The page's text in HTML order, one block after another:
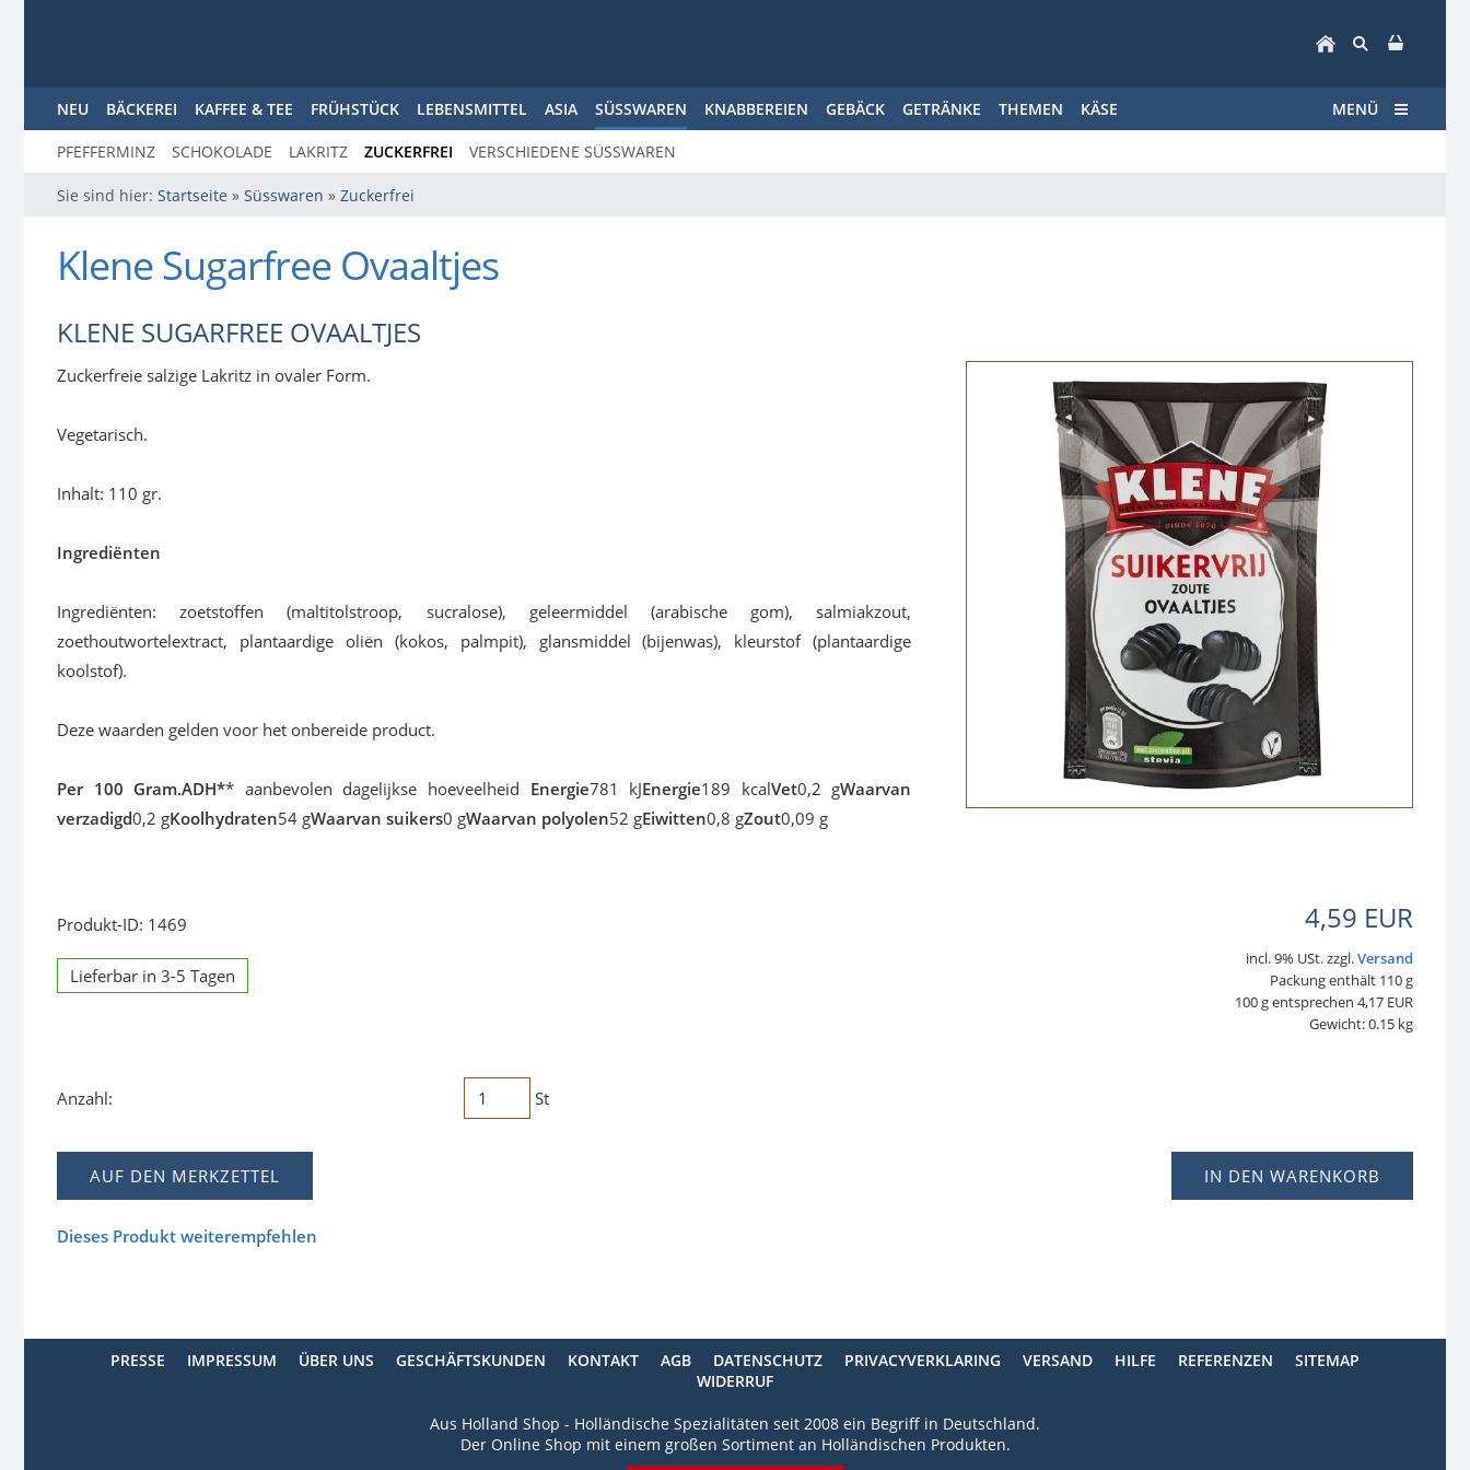
NEU BÄCKEREI KAFFEE & TEE FRÜHSTÜCK LEBENSMITTEL ASIA SÜSSWAREN KNABBEREIEN GEBÄCK GETRÄNKE THEMEN KÄSE MENÜ
PFEFFERMINZ SCHOKOLADE LAKRITZ ZUCKERFREI VERSCHIEDENE SÜSSWAREN
Sie sind hier: Startseite » Süsswaren » Zuckerfrei
Klene Sugarfree Ovaaltjes
KLENE SUGARFREE OVAALTJES
Zuckerfreie salzige Lakritz in ovaler Form.
Vegetarisch.
Inhalt: 110 gr.
Ingrediënten
Ingrediënten: zoetstoffen (maltitolstroop, sucralose), geleermiddel (arabische gom), salmiakzout,
zoethoutwortelextract, plantaardige oliën (kokos, palmpit), glansmiddel (bijenwas), kleurstof (plantaardige
koolstof).
Deze waarden gelden voor het onbereide product.
Per 100 Gram.ADH** aanbevolen dagelijkse hoeveelheid Energie781 kJEnergie189 kcalVet0,2 gWaarvan
verzadigd0,2 gKoolhydraten54 gWaarvan suikers0 gWaarvan polyolen52 gEiwitten0,8 gZout0,09 g
Produkt-ID: 1469
Lieferbar in 3-5 Tagen
4,59 EUR
incl. 9% USt. zzgl.Versand
Packung enthält 110 g
100 g entsprechen 4,17 EUR
Gewicht: 0.15 kg
Anzahl: St
IN DEN WARENKORB
AUF DEN MERKZETTEL
Dieses Produkt weiterempfehlen
PRESSE IMPRESSUM ÜBER UNS GESCHÄFTSKUNDEN KONTAKT AGB DATENSCHUTZ PRIVACYVERKLARING VERSAND HILFE REFERENZEN
SITEMAP
WIDERRUF
Aus Holland Shop - Holländische Spezialitäten seit 2008 ein Begriff in Deutschland.
Der Online Shop mit einem großen Sortiment an Holländischen Produkten.